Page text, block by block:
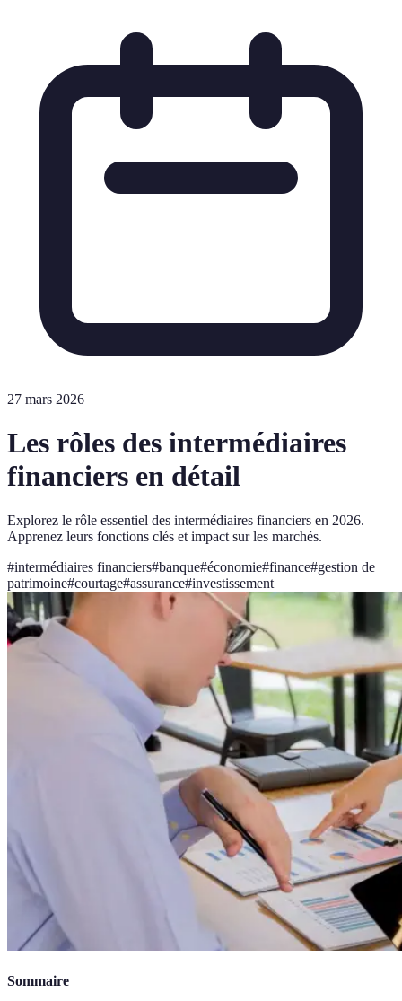
27 mars 2026
Les rôles des intermédiaires
financiers en détail
Explorez le rôle essentiel des intermédiaires financiers en 2026.
Apprenez leurs fonctions clés et impact sur les marchés.
#intermédiaires financiers#banque#économie#finance#gestion de
patrimoine#courtage#assurance#investissement
Sommaire